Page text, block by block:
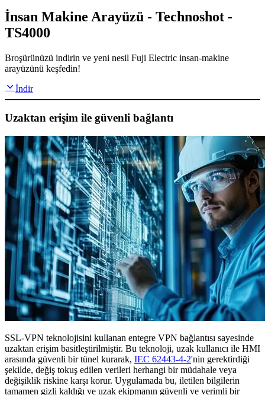
İnsan Makine Arayüzü - Technoshot -
TS4000
Broşürünüzü indirin ve yeni nesil Fuji Electric insan-makine
arayüzünü keşfedin!
İndir
Uzaktan erişim ile güvenli bağlantı
SSL-VPN teknolojisini kullanan entegre VPN bağlantısı sayesinde
uzaktan erişim basitleştirilmiştir. Bu teknoloji, uzak kullanıcı ile HMI
arasında güvenli bir tünel kurarak, IEC 62443-4-2'nin gerektirdiği
şekilde, değiş tokuş edilen verileri herhangi bir müdahale veya
değişiklik riskine karşı korur. Uygulamada bu, iletilen bilgilerin
tamamen gizli kaldığı ve uzak ekipmanın güvenli ve verimli bir